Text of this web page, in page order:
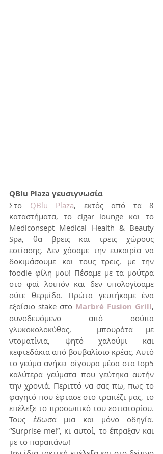
QBlu Plaza γευσιγνωσία
Στο QBlu Plaza, εκτός από τα 8
καταστήματα, το cigar lounge και το
Mediconsept Medical Health & Beauty
Spa, θα βρεις και τρεις χώρους
εστίασης. Δεν χάσαμε την ευκαιρία να
δοκιμάσουμε και τους τρεις, με την
foodie φίλη μου! Πέσαμε με τα μούτρα
στο φαί λοιπόν και δεν υπολογίσαμε
ούτε θερμίδα. Πρώτα γευτήκαμε ένα
εξαίσιο stake στο Marbré Fusion Grill,
συνοδευόμενο από σούπα
γλυκοκολοκύθας,  μπουράτα με
ντοματίνια, ψητό χαλούμι και
κεφτεδάκια από βουβαλίσιο κρέας. Αυτό
το γεύμα ανήκει σίγουρα μέσα στα top5
καλύτερα γεύματα που γεύτηκα αυτήν
την χρονιά. Περιττό να σας πω, πως το
φαγητό που έφτασε στο τραπέζι μας, το
επέλεξε το προσωπικό του εστιατορίου.
Τους έδωσα μια και μόνο οδηγία.
“Surprise me!”, κι αυτοί, το έπραξαν και
με το παραπάνω!